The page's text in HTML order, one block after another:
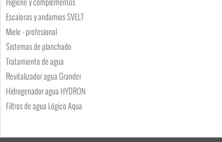
Escaleras y andamios SVELT
Miele - profesional
Sistemas de planchado
Tratamiento de agua
Revitalizador agua Grander
Hidrogenador agua HYDRON
Filtros de agua Lógico Aqua